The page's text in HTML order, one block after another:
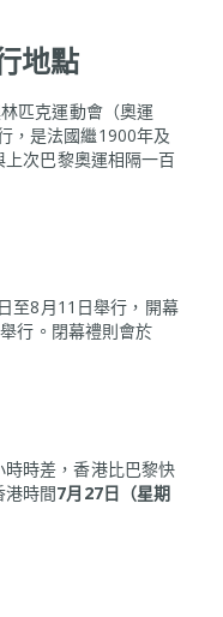
地點
匹克運動會（奧運
，是法國繼1900年及
次巴黎奧運相隔一百
至8月11日舉行，開幕
行。閉幕禮則會於
時差，香港比巴黎快
時間7月27日（星期